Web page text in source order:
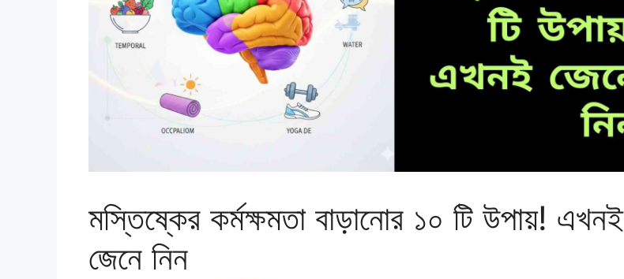
মস্তিষ্কের কর্মক্ষমতা বাড়ানোর ১০ টি উপায়! এখনই
জেনে নিন